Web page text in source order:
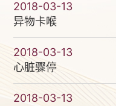
2018-03-13
异物卡喉
2018-03-13
心脏骤停
2018-03-13